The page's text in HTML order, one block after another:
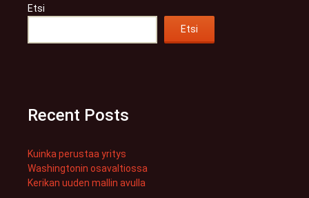
Etsi
Etsi
Recent Posts
Kuinka perustaa yritys
Washingtonin osavaltiossa
Kerikan uuden mallin avulla